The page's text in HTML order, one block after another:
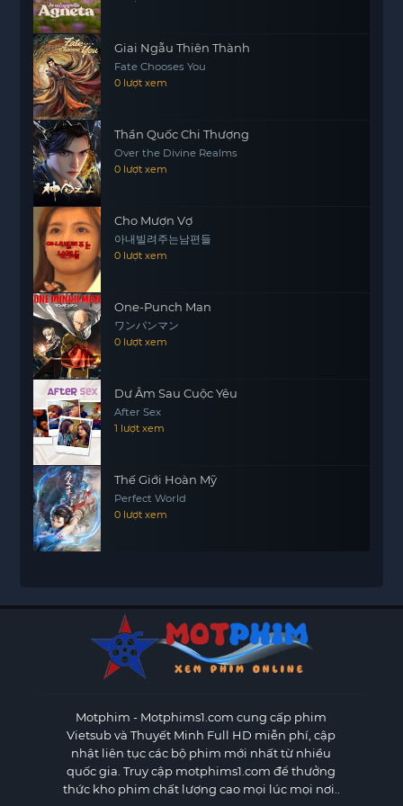
Câu chuyện của Nao Kanzaki không chỉ đơn
thuần là về việc giành chiến thắng,
motphims1.commà còn là hành trình khám phá
bản thân, tìm hiểu về sự thật và những giá trị đích
thực trong cuộc sống. Liệu cô có thể vượt qua mọi
thử thách và tìm ra cách để chiến thắng trong
“LIAR GAME” hay không? Hãy cùng theo dõi hành
trình đầy cam go của cô trong trò chơi đầy kịch
tính này.
Giai Ngẫu Thiên Thành
Fate Chooses You
0 lượt xem
Thần Quốc Chi Thượng
Over the Divine Realms
0 lượt xem
Cho Mượn Vợ
아내빌려주는남편들
0 lượt xem
One-Punch Man
ワンパンマン
0 lượt xem
Dư Âm Sau Cuộc Yêu
After Sex
1 lượt xem
Thế Giới Hoàn Mỹ
Perfect World
0 lượt xem
Motphim - Motphims1.com cung cấp phim
Vietsub và Thuyết Minh Full HD miễn phí, cập
nhật liên tục các bộ phim mới nhất từ nhiều
quốc gia. Truy cập motphims1.com để thưởng
thức kho phim chất lượng cao mọi lúc mọi nơi..